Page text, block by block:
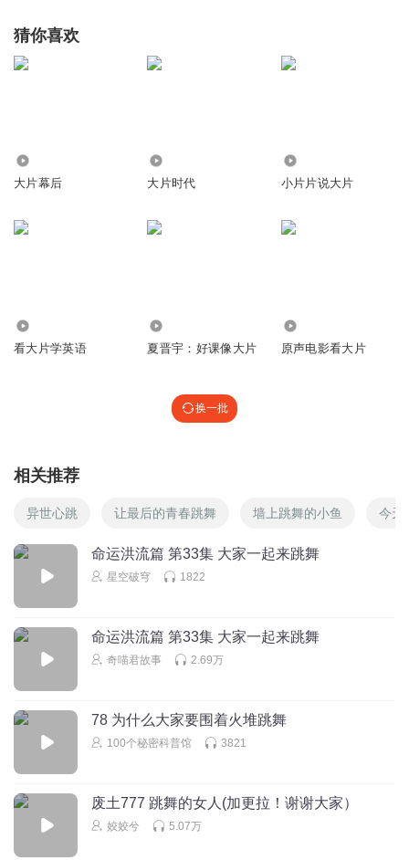
猜你喜欢
大片幕后 大片时代 小片片说大片
看大片学英语 夏晋宇：好课像大片 原声电影看大片
换一批
相关推荐
异世心跳 让最后的青春跳舞 墙上跳舞的小鱼 今天
命运洪流篇 第33集 大家一起来跳舞
星空破穹 1822
命运洪流篇 第33集 大家一起来跳舞
奇喵君故事 2.69万
78 为什么大家要围着火堆跳舞
100个秘密科普馆 3821
废土777 跳舞的女人(加更拉！谢谢大家）
姣姣兮 5.07万